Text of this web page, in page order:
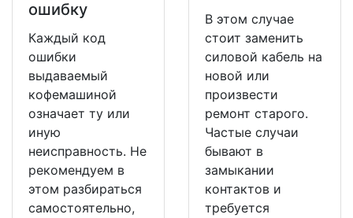
ошибку
Каждый код
ошибки
выдаваемый
кофемашиной
означает ту или
иную
неисправность. Не
рекомендуем в
этом разбираться
самостоятельно,
В этом случае
стоит заменить
силовой кабель на
новой или
произвести
ремонт старого.
Частые случаи
бывают в
замыкании
контактов и
требуется